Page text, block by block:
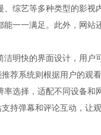
综艺等多种类型的影
一一满足。此外，网
明快的界面设计，用
荐系统则根据用户的观
选择，适配不同设备
持弹幕和评论互动，让